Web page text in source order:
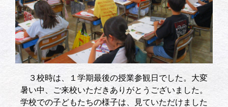
３校時は、１学期最後の授業参観日でした。大変
暑い中、ご来校いただきありがとうございました。
学校での子どもたちの様子は、見ていただけました